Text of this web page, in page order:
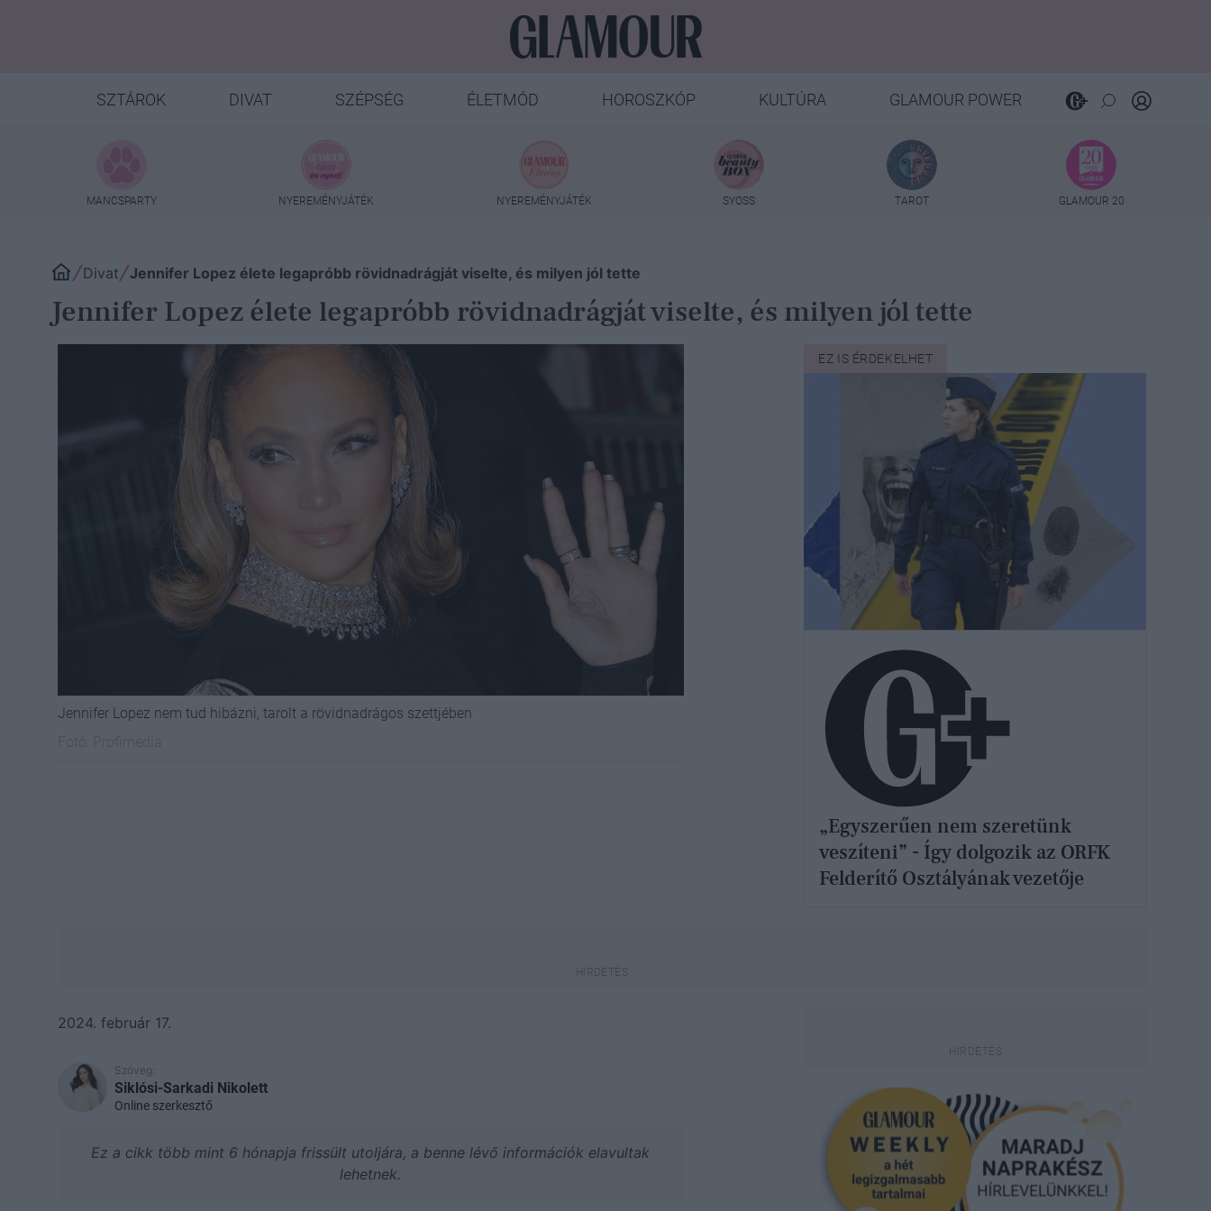
SZTÁROK DIVAT SZÉPSÉG ÉLETMÓD HOROSZKÓP KULTÚRA GLAMOUR POWER
MANCSPARTY NYEREMÉNYJÁTÉK NYEREMÉNYJÁTÉK SYOSS TAROT GLAMOUR 20
Divat Jennifer Lopez élete legapróbb rövidnadrágját viselte, és milyen jól tette
Jennifer Lopez élete legapróbb rövidnadrágját viselte, és milyen jól tette
Jennifer Lopez nem tud hibázni, tarolt a rövidnadrágos szettjében
EZ IS ÉRDEKELHET
„Egyszerűen nem szeretünk
veszíteni” - Így dolgozik az ORFK
Felderítő Osztályának vezetője
2024. február 17.
Szöveg:
Siklósi-Sarkadi Nikolett
Online szerkesztő
Ez a cikk több mint 6 hónapja frissült utoljára, a benne lévő információk elavultak
lehetnek.